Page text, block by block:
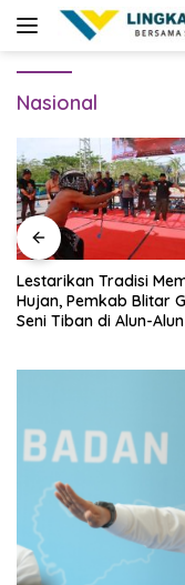
Nasional
Lestarikan Tradisi
Hujan, Pemkab Blitar
Seni Tiban di Alun-Alun